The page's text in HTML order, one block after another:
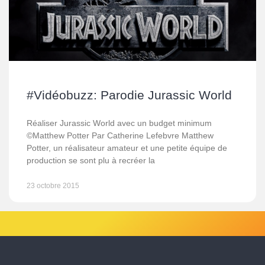
#Vidéobuzz: Parodie Jurassic World
Réaliser Jurassic World avec un budget minimum
©Matthew Potter Par Catherine Lefebvre Matthew
Potter, un réalisateur amateur et une petite équipe de
production se sont plu à recréer la
23 octobre 2015